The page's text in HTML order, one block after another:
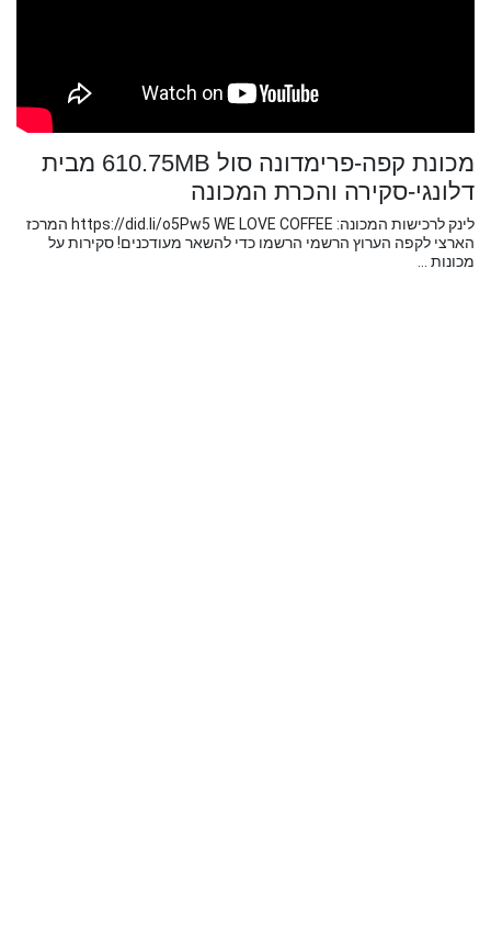
מכונת קפה-פרימדונה סול 610.75MB מבית
דלונגי-סקירה והכרת המכונה
לינק לרכישות המכונה: https://did.li/o5Pw5 WE LOVE COFFEE המרכז
הארצי לקפה הערוץ הרשמי הרשמו כדי להשאר מעודכנים! סקירות על
מכונות ...